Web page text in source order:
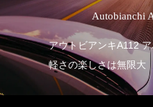
Autobianchi
アウトビアンキA112
軽さの楽しさは無限大